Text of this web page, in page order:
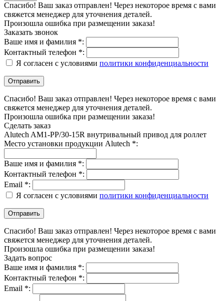
Спасибо! Ваш заказ отправлен! Через некоторое время с вами
свяжется менеджер для уточнения деталей.
Произошла ошибка при размещении заказа!
Заказать звонок
Ваше имя и фамилия *:
Контактный телефон *:
Я согласен с условиями политики конфиденциальности
Спасибо! Ваш заказ отправлен! Через некоторое время с вами
свяжется менеджер для уточнения деталей.
Произошла ошибка при размещении заказа!
Сделать заказ
Alutech AM1-PP/30-15R внутривальный привод для роллет
Место установки продукции Alutech *:
Ваше имя и фамилия *:
Контактный телефон *:
Email *:
Я согласен с условиями политики конфиденциальности
Спасибо! Ваш заказ отправлен! Через некоторое время с вами
свяжется менеджер для уточнения деталей.
Произошла ошибка при размещении заказа!
Задать вопрос
Ваше имя и фамилия *:
Контактный телефон *:
Email *: